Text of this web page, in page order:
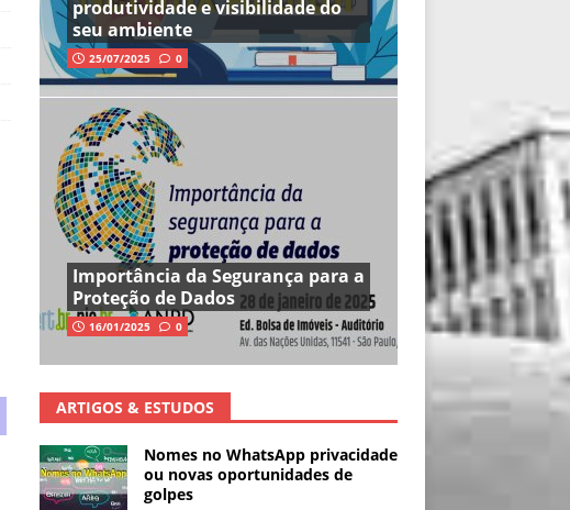
produtividade e visibilidade do
seu ambiente
25/07/2025 0
Importância da Segurança para a
Proteção de Dados
16/01/2025 0
ARTIGOS & ESTUDOS
Nomes no WhatsApp privacidade
ou novas oportunidades de
golpes